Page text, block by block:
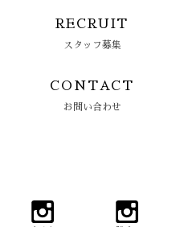
RECRUIT
スタッフ募集
CONTACT
お問い合わせ